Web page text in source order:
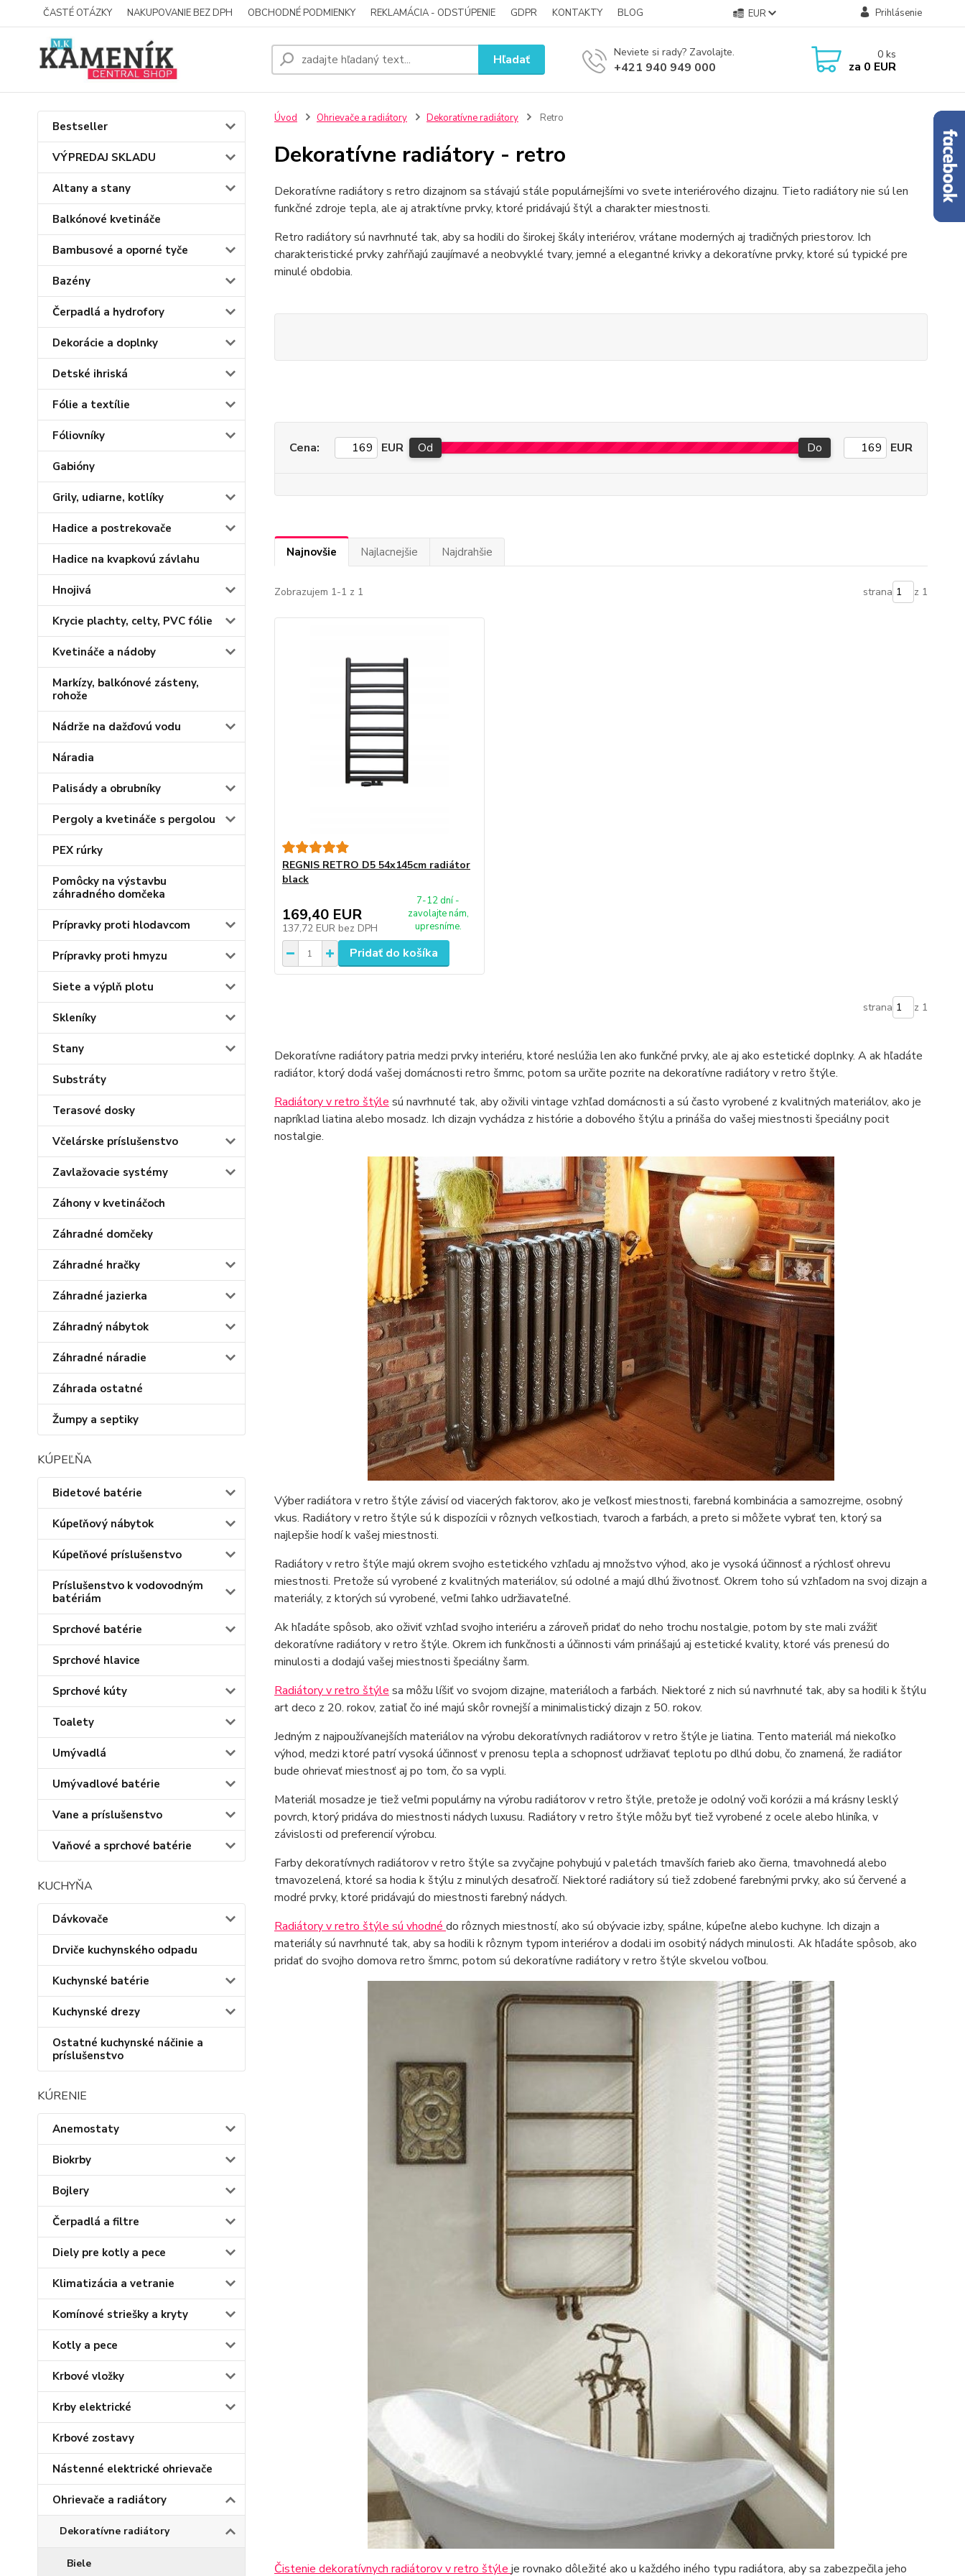
ČASTÉ OTÁZKY NAKUPOVANIE BEZ DPH OBCHODNÉ PODMIENKY REKLAMÁCIA - ODSTÚPENIE GDPR KONTAKTY BLOG EUR Prihlásenie
Hľadať Neviete si rady? Zavolajte.
+421 940 949 000
0 ks
za 0 EUR
Bestseller
VÝPREDAJ SKLADU
Altany a stany
Balkónové kvetináče
Bambusové a oporné tyče
Bazény
Čerpadlá a hydrofory
Dekorácie a doplnky
Detské ihriská
Fólie a textílie
Fóliovníky
Gabióny
Grily, udiarne, kotlíky
Hadice a postrekovače
Hadice na kvapkovú závlahu
Hnojivá
Krycie plachty, celty, PVC fólie
Kvetináče a nádoby
Markízy, balkónové zásteny,
rohože
Nádrže na dažďovú vodu
Náradia
Palisády a obrubníky
Pergoly a kvetináče s pergolou
PEX rúrky
Pomôcky na výstavbu
záhradného domčeka
Prípravky proti hlodavcom
Prípravky proti hmyzu
Siete a výplň plotu
Skleníky
Stany
Substráty
Terasové dosky
Včelárske príslušenstvo
Zavlažovacie systémy
Záhony v kvetináčoch
Záhradné domčeky
Záhradné hračky
Záhradné jazierka
Záhradný nábytok
Záhradné náradie
Záhrada ostatné
Žumpy a septiky
KÚPEĽŇA
Bidetové batérie
Kúpeľňový nábytok
Kúpeľňové príslušenstvo
Príslušenstvo k vodovodným
batériám
Sprchové batérie
Sprchové hlavice
Sprchové kúty
Toalety
Umývadlá
Umývadlové batérie
Vane a príslušenstvo
Vaňové a sprchové batérie
KUCHYŇA
Dávkovače
Drviče kuchynského odpadu
Kuchynské batérie
Kuchynské drezy
Ostatné kuchynské náčinie a
príslušenstvo
KÚRENIE
Anemostaty
Biokrby
Bojlery
Čerpadlá a filtre
Diely pre kotly a pece
Klimatizácia a vetranie
Komínové striešky a kryty
Kotly a pece
Krbové vložky
Krby elektrické
Krbové zostavy
Nástenné elektrické ohrievače
Ohrievače a radiátory
Dekoratívne radiátory
Biele
Úvod Ohrievače a radiátory Dekoratívne radiátory Retro
Dekoratívne radiátory - retro
Dekoratívne radiátory s retro dizajnom sa stávajú stále populárnejšími vo svete interiérového dizajnu. Tieto radiátory nie sú len
funkčné zdroje tepla, ale aj atraktívne prvky, ktoré pridávajú štýl a charakter miestnosti.
Retro radiátory sú navrhnuté tak, aby sa hodili do širokej škály interiérov, vrátane moderných aj tradičných priestorov. Ich
charakteristické prvky zahŕňajú zaujímavé a neobvyklé tvary, jemné a elegantné krivky a dekoratívne prvky, ktoré sú typické pre
minulé obdobia.
Cena: EUR Od Do EUR
Najnovšie Najlacnejšie Najdrahšie
Zobrazujem 1-1 z 1 strana z 1
REGNIS RETRO D5 54x145cm radiátor
black
169,40 EUR
137,72 EUR bez DPH
7-12 dní -
zavolajte nám,
upresníme.
Pridať do košíka
strana z 1
Dekoratívne radiátory patria medzi prvky interiéru, ktoré neslúžia len ako funkčné prvky, ale aj ako estetické doplnky. A ak hľadáte
radiátor, ktorý dodá vašej domácnosti retro šmrnc, potom sa určite pozrite na dekoratívne radiátory v retro štýle.
Radiátory v retro štýle sú navrhnuté tak, aby oživili vintage vzhľad domácnosti a sú často vyrobené z kvalitných materiálov, ako je
napríklad liatina alebo mosadz. Ich dizajn vychádza z histórie a dobového štýlu a prináša do vašej miestnosti špeciálny pocit
nostalgie.
Výber radiátora v retro štýle závisí od viacerých faktorov, ako je veľkosť miestnosti, farebná kombinácia a samozrejme, osobný
vkus. Radiátory v retro štýle sú k dispozícii v rôznych veľkostiach, tvaroch a farbách, a preto si môžete vybrať ten, ktorý sa
najlepšie hodí k vašej miestnosti.
Radiátory v retro štýle majú okrem svojho estetického vzhľadu aj množstvo výhod, ako je vysoká účinnosť a rýchlosť ohrevu
miestnosti. Pretože sú vyrobené z kvalitných materiálov, sú odolné a majú dlhú životnosť. Okrem toho sú vzhľadom na svoj dizajn a
materiály, z ktorých sú vyrobené, veľmi ľahko udržiavateľné.
Ak hľadáte spôsob, ako oživiť vzhľad svojho interiéru a zároveň pridať do neho trochu nostalgie, potom by ste mali zvážiť
dekoratívne radiátory v retro štýle. Okrem ich funkčnosti a účinnosti vám prinášajú aj estetické kvality, ktoré vás prenesú do
minulosti a dodajú vašej miestnosti špeciálny šarm.
Radiátory v retro štýle sa môžu líšiť vo svojom dizajne, materiáloch a farbách. Niektoré z nich sú navrhnuté tak, aby sa hodili k štýlu
art deco z 20. rokov, zatiaľ čo iné majú skôr rovnejší a minimalistický dizajn z 50. rokov.
Jedným z najpoužívanejších materiálov na výrobu dekoratívnych radiátorov v retro štýle je liatina. Tento materiál má niekoľko
výhod, medzi ktoré patrí vysoká účinnosť v prenosu tepla a schopnosť udržiavať teplotu po dlhú dobu, čo znamená, že radiátor
bude ohrievať miestnosť aj po tom, čo sa vypli.
Materiál mosadze je tiež veľmi populárny na výrobu radiátorov v retro štýle, pretože je odolný voči korózii a má krásny lesklý
povrch, ktorý pridáva do miestnosti nádych luxusu. Radiátory v retro štýle môžu byť tiež vyrobené z ocele alebo hliníka, v
závislosti od preferencií výrobcu.
Farby dekoratívnych radiátorov v retro štýle sa zvyčajne pohybujú v paletách tmavších farieb ako čierna, tmavohnedá alebo
tmavozelená, ktoré sa hodia k štýlu z minulých desaťročí. Niektoré radiátory sú tiež zdobené farebnými prvky, ako sú červené a
modré prvky, ktoré pridávajú do miestnosti farebný nádych.
Radiátory v retro štýle sú vhodné do rôznych miestností, ako sú obývacie izby, spálne, kúpeľne alebo kuchyne. Ich dizajn a
materiály sú navrhnuté tak, aby sa hodili k rôznym typom interiérov a dodali im osobitý nádych minulosti. Ak hľadáte spôsob, ako
pridať do svojho domova retro šmrnc, potom sú dekoratívne radiátory v retro štýle skvelou voľbou.
Čistenie dekoratívnych radiátorov v retro štýle je rovnako dôležité ako u každého iného typu radiátora, aby sa zabezpečila jeho